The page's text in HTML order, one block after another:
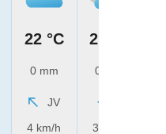
22 °C
0 mm
JV
4 km/h
21 °C
0 mm
3 km/h